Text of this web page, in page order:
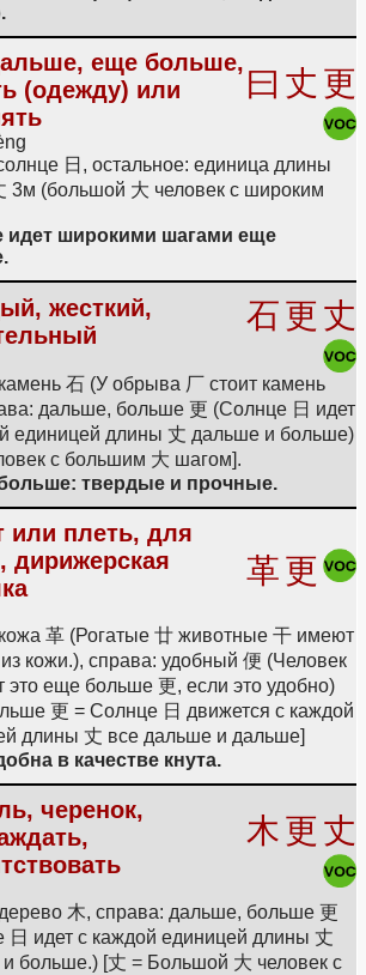
еще больше,
(одежду) или
曰 丈 更
日, остальное: единица длины
3м (большой 大 человек с широким
идет широкими шагами еще
жесткий,
石更 丈
石 (У обрыва 厂 стоит камень
дальше, больше 更 (Солнце 日 идет
единицей длины 丈 дальше и больше)
с большим 大 шагом].
твердые и прочные.
или плеть, для
дирижерская
革更
革 (Рогатые 廿 животные 干 имеют
кожи.), справа: удобный 便 (Человек
это еще больше 更, если это удобно)
更 = Солнце 日 движется с каждой
длины 丈 все дальше и дальше]
в качестве кнута.
черенок,
木更 丈
木, справа: дальше, больше 更
日 идет с каждой единицей длины 丈
больше.) [丈 = Большой 大 человек с